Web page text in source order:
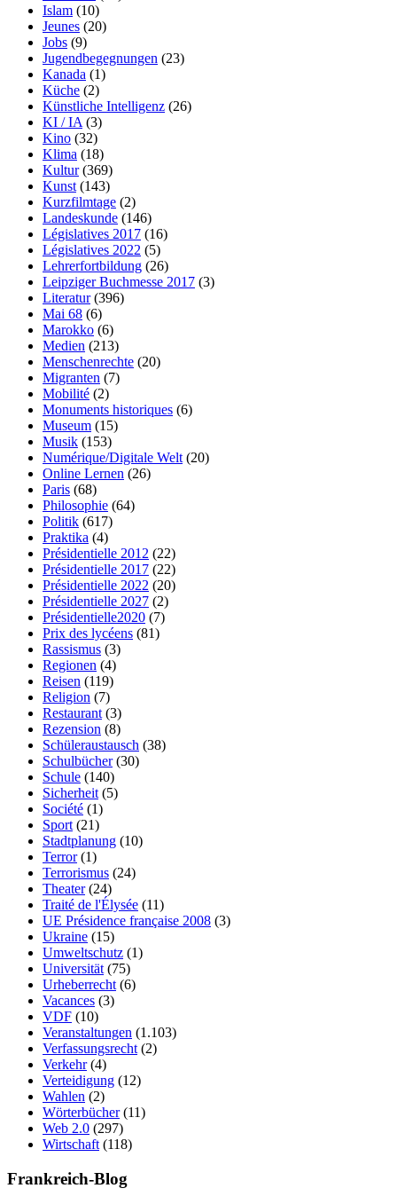
Islam (10)
Jeunes (20)
Jobs (9)
Jugendbegegnungen (23)
Kanada (1)
Küche (2)
Künstliche Intelligenz (26)
KI / IA (3)
Kino (32)
Klima (18)
Kultur(369)
Kunst (143)
Kurzfilmtage (2)
Landeskunde (146)
Législatives 2017 (16)
Législatives 2022 (5)
Lehrerfortbildung (26)
Leipziger Buchmesse 2017 (3)
Literatur(396)
Mai 68 (6)
Marokko (6)
Medien (213)
Menschenrechte (20)
Migranten (7)
Mobilité (2)
Monuments historiques (6)
Museum (15)
Musik (153)
Numérique/Digitale Welt (20)
Online Lernen (26)
Paris (68)
Philosophie (64)
Politik (617)
Praktika (4)
Présidentielle 2012 (22)
Présidentielle 2017 (22)
Présidentielle 2022 (20)
Présidentielle 2027 (2)
Présidentielle2020 (7)
Prix des lycéens (81)
Rassismus (3)
Regionen (4)
Reisen (119)
Religion (7)
Restaurant (3)
Rezension (8)
Schüleraustausch (38)
Schulbücher(30)
Schule (140)
Sicherheit (5)
Société (1)
Sport (21)
Stadtplanung (10)
Terror(1)
Terrorismus (24)
Theater(24)
Traité de l'Élysée (11)
UE Présidence française 2008 (3)
Ukraine (15)
Umweltschutz (1)
Universität (75)
Urheberrecht (6)
Vacances (3)
VDF (10)
Veranstaltungen (1.103)
Verfassungsrecht (2)
Verkehr(4)
Verteidigung (12)
Wahlen (2)
Wörterbücher(11)
Web 2.0 (297)
Wirtschaft (118)
Frankreich-Blog